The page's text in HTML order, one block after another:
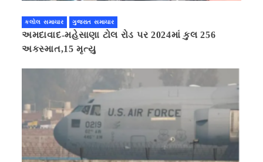
કલોલ સમાચાર ગુજરાત સમાચાર
અમદાવાદ-મહેસાણા ટોલ રોડ પર 2024માં કુલ 256
અકસ્માત,15 મૃત્યુ